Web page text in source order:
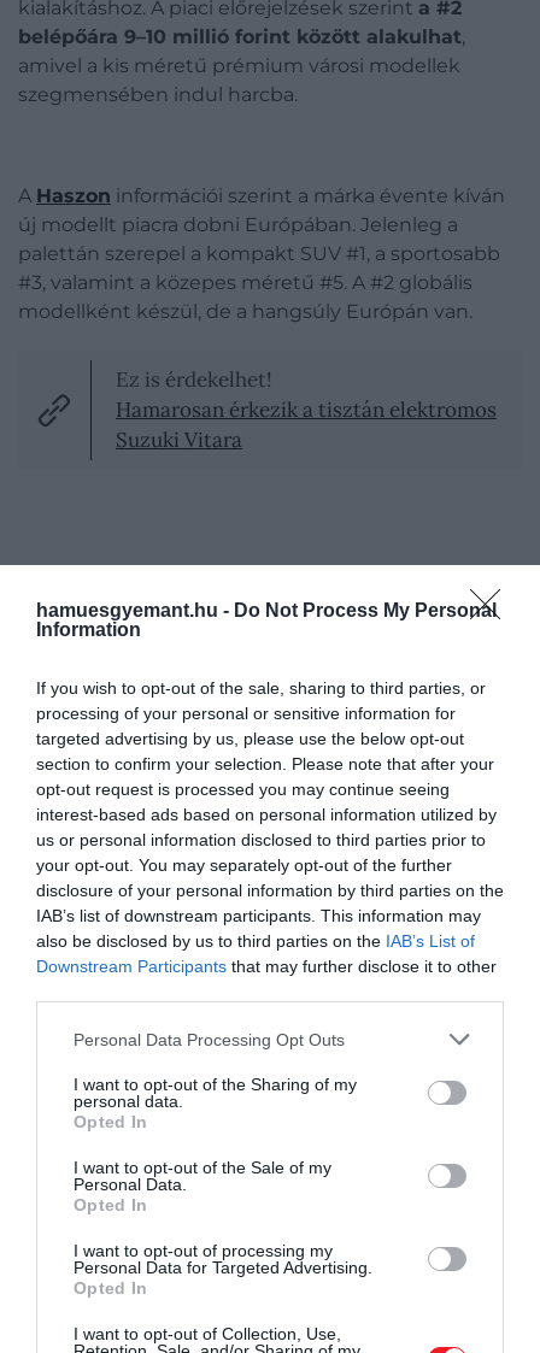
hamuesgyemant.hu - Do Not Process My Personal
Information
If you wish to opt-out of the sale, sharing to third parties, or
processing of your personal or sensitive information for
targeted advertising by us, please use the below opt-out
section to confirm your selection. Please note that after your
opt-out request is processed you may continue seeing
interest-based ads based on personal information utilized by
us or personal information disclosed to third parties prior to
your opt-out. You may separately opt-out of the further
disclosure of your personal information by third parties on the
IAB’s list of downstream participants. This information may
also be disclosed by us to third parties on the IAB’s List of
Downstream Participants that may further disclose it to other
Please note that this website/app uses one or more Google
not limited to your visit or usage behaviour. You may click to
grant or deny consent to Google and its third-party tags to
use your data for below specified purposes in below Google
consent section.
Personal Data Processing Opt Outs
I want to opt-out of the Sharing of my
personal data.
Opted In
I want to opt-out of the Sale of my
Personal Data.
Opted In
I want to opt-out of processing my
Personal Data for Targeted Advertising.
Opted In
I want to opt-out of Collection, Use,
kialakításhoz. A piaci előrejelzések szerint a #2
belépőára 9–10 millió forint között alakulhat,
amivel a kis méretű prémium városi modellek
szegmensében indul harcba.
A Haszon információi szerint a márka évente kíván
új modellt piacra dobni Európában. Jelenleg a
palettán szerepel a kompakt SUV #1, a sportosabb
#3, valamint a közepes méretű #5. A #2 globális
modellként készül, de a hangsúly Európán van.
Ez is érdekelhet!
Hamarosan érkezik a tisztán elektromos
Suzuki Vitara
A tervek szerint a #22026 végére kerül az európai
és kínai kereskedésekbe, az Egyesült Államokban
azonban egyelőre nem lesz elérhető. A modell a
Volkswagen ID.1 és az új generációs Renault Twingo
kihívójaként lép majd színre.
A Smart története egészen 1994-ig nyúlik vissza,
amikor a Mercedes-Benz a Swatch óragyártóval
kiszállt, így 1998-ra, mire a ForTwo első szériája piacra
került, a márka már teljes egészében a Mercedes
szegmensében is bővülés történt: t
avasszal
megjelent a Smart #5
célozza, modern formavilággal, hosszú hatótávval és
számos technológiai újítással.